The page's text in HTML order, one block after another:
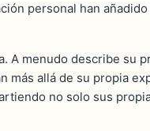
personal han
A menudo describe su
allá de su propia
no solo sus